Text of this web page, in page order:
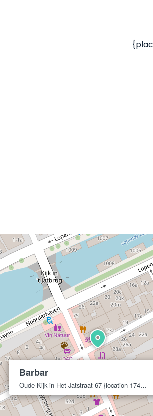
Barbar
Oude Kijk in Het Jatstraat 67 {location-17409}